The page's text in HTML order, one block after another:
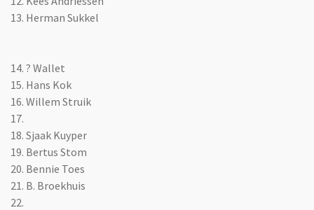
13. Herman Sukkel
14. ? Wallet
15. Hans Kok
16. Willem Struik
17.
18. Sjaak Kuyper
19. Bertus Stom
20. Bennie Toes
21. B. Broekhuis
22.